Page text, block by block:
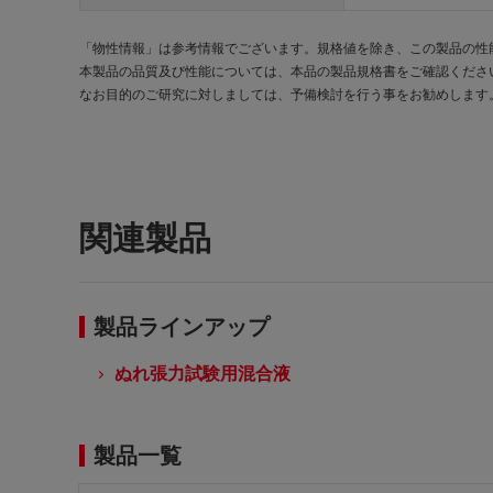
「物性情報」は参考情報でございます。規格値を除き、この製品の
本製品の品質及び性能については、本品の製品規格書をご確認くださ
なお目的のご研究に対しましては、予備検討を行う事をお勧めします。
関連製品
製品ラインアップ
ぬれ張力試験用混合液
製品一覧